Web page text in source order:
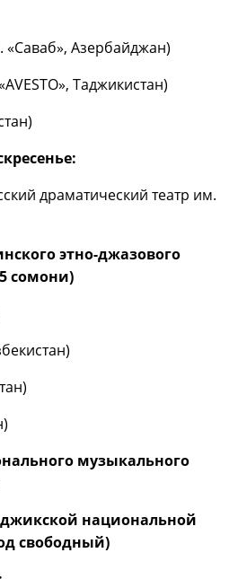
Азербайджан)
Таджикистан)
драматический театр им.
этно-джазового
сомони)
музыкального
национальной
свободный)